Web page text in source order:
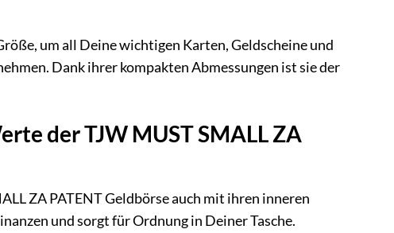
um all Deine wichtigen Karten, Geldscheine und
Dank ihrer kompakten Abmessungen ist sie der
der TJW MUST SMALL ZA
ZA PATENT Geldbörse auch mit ihren inneren
und sorgt für Ordnung in Deiner Tasche.